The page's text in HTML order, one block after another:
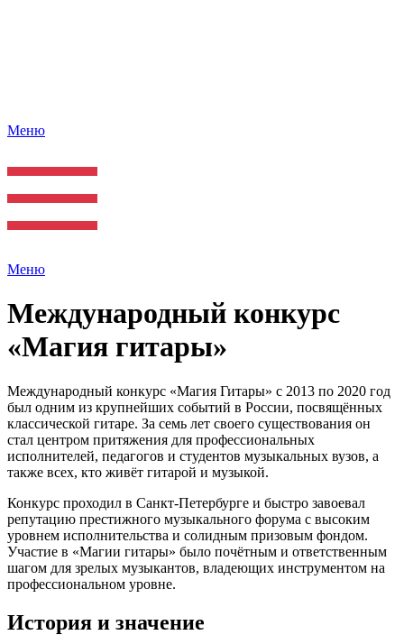
Меню
Меню
Международный конкурс
«Магия гитары»
Международный конкурс «Магия Гитары» с 2013 по 2020 год
был одним из крупнейших событий в России, посвящённых
классической гитаре. За семь лет своего существования он
стал центром притяжения для профессиональных
исполнителей, педагогов и студентов музыкальных вузов, а
также всех, кто живёт гитарой и музыкой.
Конкурс проходил в Санкт-Петербурге и быстро завоевал
репутацию престижного музыкального форума с высоким
уровнем исполнительства и солидным призовым фондом.
Участие в «Магии гитары» было почётным и ответственным
шагом для зрелых музыкантов, владеющих инструментом на
профессиональном уровне.
История и значение